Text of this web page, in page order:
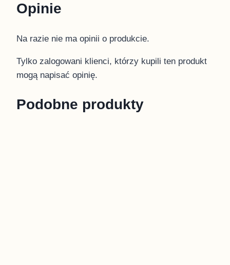
Opinie
Na razie nie ma opinii o produkcie.
Tylko zalogowani klienci, którzy kupili ten produkt
mogą napisać opinię.
Podobne produkty